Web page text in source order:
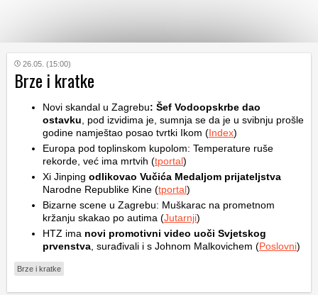
KATEGORIJE
HRVATSKI
WEB
26.05. (15:00)
Brze i kratke
Novi skandal u Zagrebu: Šef Vodoopskrbe dao
ostavku , pod izvidima je, sumnja se da je u svibnju prošle
godine namještao posao tvrtki Ikom (Index)
Europa pod toplinskom kupolom: Temperature ruše
rekorde, već ima mrtvih (tportal)
Xi Jinping odlikovao Vučića Medaljom prijateljstva
Narodne Republike Kine (tportal)
Bizarne scene u Zagrebu: Muškarac na prometnom
kržanju skakao po autima (Jutarnji)
HTZ ima novi promotivni video uoči Svjetskog
prvenstva , surađivali i s Johnom Malkovichem (Poslovni)
Brze i kratke